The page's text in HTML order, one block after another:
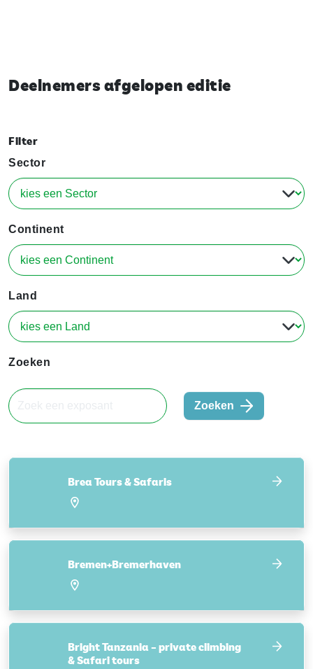
Deelnemers afgelopen editie
Filter
Sector
Continent
Land
Zoeken
Zoeken
Brea Tours & Safaris
Bremen+Bremerhaven
Bright Tanzania – private climbing
& Safari tours